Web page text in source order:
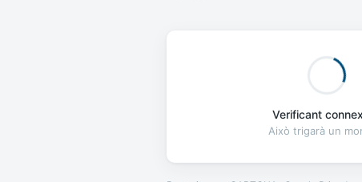
Verificant
Això trigarà un